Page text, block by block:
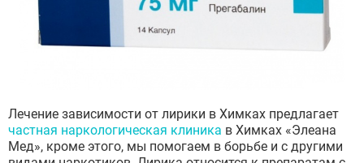
Лечение зависимости от лирики в Химках предлагает
частная наркологическая клиника в Химках «Элеана
Мед», кроме этого, мы помогаем в борьбе и с другими